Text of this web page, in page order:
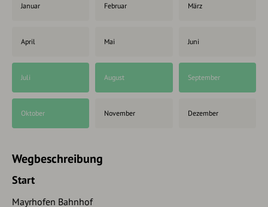
Januar Februar März
April Mai Juni
Juli August September
Oktober November Dezember
Wegbeschreibung
Start
Mayrhofen Bahnhof